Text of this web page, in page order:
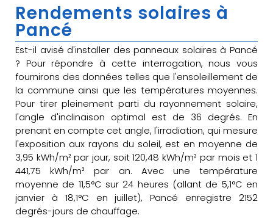
Rendements solaires à
Pancé
Est-il avisé d'installer des panneaux solaires à Pancé
? Pour répondre à cette interrogation, nous vous
fournirons des données telles que l'ensoleillement de
la commune ainsi que les températures moyennes.
Pour tirer pleinement parti du rayonnement solaire,
l'angle d'inclinaison optimal est de 36 degrés. En
prenant en compte cet angle, l'irradiation, qui mesure
l'exposition aux rayons du soleil, est en moyenne de
3,95 kWh/m² par jour, soit 120,48 kWh/m² par mois et 1
441,75 kWh/m² par an. Avec une température
moyenne de 11,5°C sur 24 heures (allant de 5,1°C en
janvier à 18,1°C en juillet), Pancé enregistre 2152
degrés-jours de chauffage.